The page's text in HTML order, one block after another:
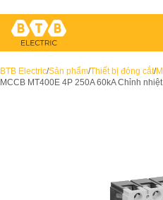
BTB Electric/Sản phẩm/Thiết bị đóng cắt/
MCCB MT400E 4P 250A 60kA Chỉnh